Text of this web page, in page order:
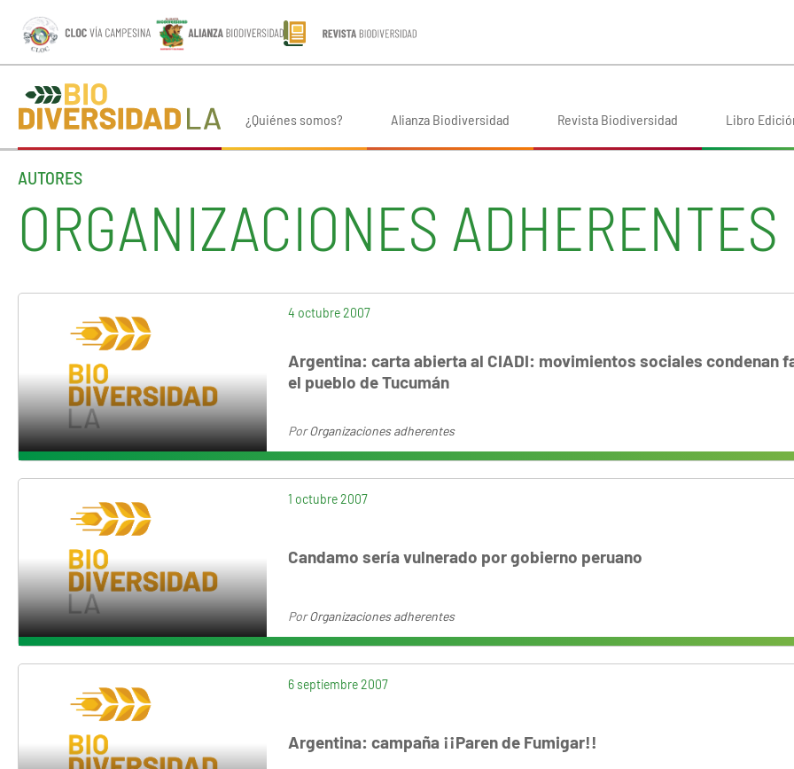
¿Quiénes somos? Alianza Biodiversidad Revista Biodiversidad Libro
AUTORES
ORGANIZACIONES ADHERENTES
4 octubre 2007
Argentina: carta abierta al CIADI: movimientos sociales condenan
el pueblo de Tucumán
PorOrganizaciones adherentes
1 octubre 2007
Candamo sería vulnerado por gobierno peruano
PorOrganizaciones adherentes
6 septiembre 2007
Argentina: campaña ¡¡Paren de Fumigar!!